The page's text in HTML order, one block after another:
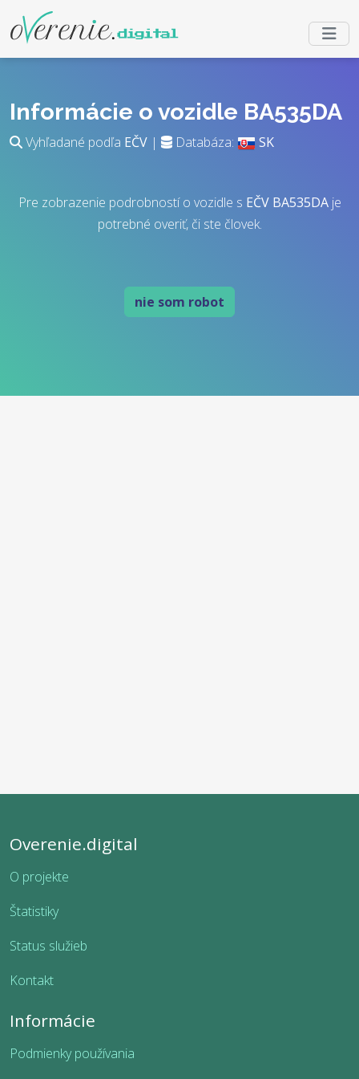
Informácie o vozidle BA535DA
Vyhľadané podľa EČV | Databáza: SK
Pre zobrazenie podrobností o vozidle s EČV BA535DAje
potrebné overiť, či ste človek.
nie som robot
Overenie.digital
O projekte
Štatistiky
Status služieb
Kontakt
Informácie
Podmienky používania